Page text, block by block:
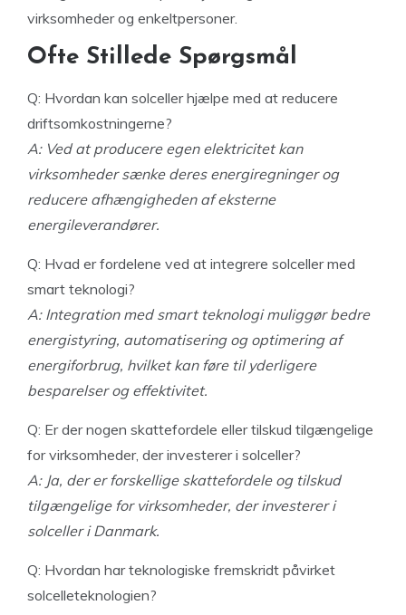
virksomheder og enkeltpersoner.
Ofte Stillede Spørgsmål
Q: Hvordan kan solceller hjælpe med at reducere
driftsomkostningerne?
A: Ved at producere egen elektricitet kan
virksomheder sænke deres energiregninger og
reducere afhængigheden af eksterne
energileverandører.
Q: Hvad er fordelene ved at integrere solceller med
smart teknologi?
A: Integration med smart teknologi muliggør bedre
energistyring, automatisering og optimering af
energiforbrug, hvilket kan føre til yderligere
besparelser og effektivitet.
Q: Er der nogen skattefordele eller tilskud tilgængelige
for virksomheder, der investerer i solceller?
A: Ja, der er forskellige skattefordele og tilskud
tilgængelige for virksomheder, der investerer i
solceller i Danmark.
Q: Hvordan har teknologiske fremskridt påvirket
solcelleteknologien?